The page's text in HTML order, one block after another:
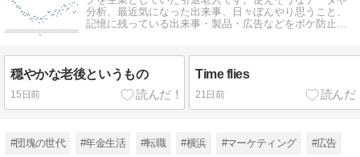
分析、最近気になった出来事、日々ぼんやり思うこと、
記憶に残っている出来事・製品・広告などをボケ防止の
穏やかな老後というもの
15日前
Time flies
21日前
#団塊の世代 #年金生活 #転職 #横浜 #マーケティング #広告